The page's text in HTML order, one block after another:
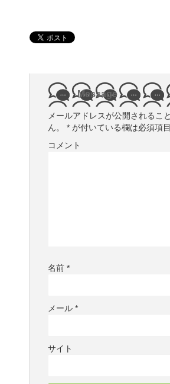
Message
メールアドレスが公開されるこ
ん。
* が付いている欄は必須項
コメント
名前 *
メール *
サイト